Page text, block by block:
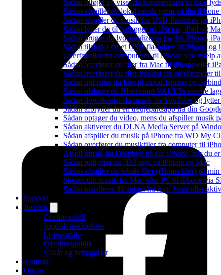
Sådan tilføjer og viser du kommentarer til dine
Sådan afspiller du lokal musik gemt på din
Sådan afspiller du musik fra USB-flashdrev på
Sådan lytter du til lydbøger på iPhone, iPad og
Sådan bruger du lydequalizeren på din iPhone,
Sådan tilslutter du et USB-flashdrev til iPhone
Overfør filer fra computeren til iPhone ved hjælp
Sådan overfører du filer fra Mac til iPhone eller
Sådan overfører du filer trådløst fra en computer
Sådan uploader du filer til cloud-lagring og
Sådan tilslutter du Bluesound VAULTs interne
Sådan downloader du musik fra YouTube og
Sådan afbryder du en tredjepartsapp fra din
Sådan optager du video, mens du afspiller musik
Sådan aktiverer du DLNA Media Server på
Sådan afspiller du musik på iPhone fra WD My
Sådan overfører du musikfiler fra computer til
Afspil musik fra Dropbox på din iPhone, når du
Sådan redigerer du ID3-tags på iPhone og Mac
Sådan afspiller du lokale filer (iTunes-filer) på min
Stream din musik fra Mac eller PC til iPhone via
Sådan installerer du appen fra App Store eller
Support
Juridisk
Cookiepolitik
Juridisk meddelelse
Licensaftale
Privatlivspolitik
Vilkår og betingelser
Kontakt
Om os